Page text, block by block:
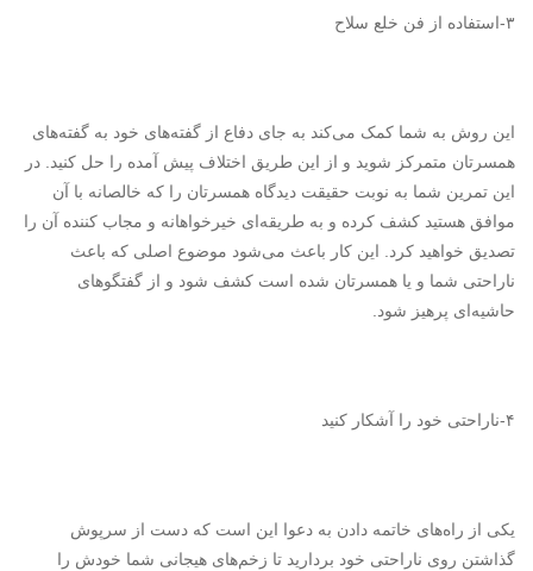
۳-استفاده از فن خلع سلاح
این روش به شما کمک می‌کند به جای دفاع از گفته‌های خود به گفته‌های
همسرتان متمرکز شوید و از این طریق اختلاف پیش آمده را حل کنید. در
این تمرین شما به نوبت حقیقت دیدگاه همسرتان را که خالصانه با آن
موافق هستید کشف کرده و به طریقه‌ای خیرخواهانه و مجاب کننده آن را
تصدیق خواهید کرد. این کار باعث می‌شود موضوع اصلی که باعث
ناراحتی شما و یا همسرتان شده است کشف شود و از گفتگوهای
حاشیه‌ای پرهیز شود.
۴-ناراحتی خود را آشکار کنید
یکی از راه‌های خاتمه دادن به دعوا این است که دست از سرپوش
گذاشتن روی ناراحتی خود بردارید تا زخم‌های هیجانی شما خودش را